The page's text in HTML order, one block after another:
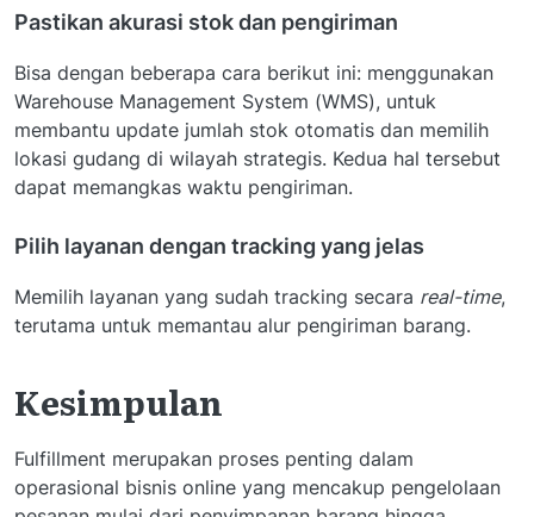
Pastikan akurasi stok dan pengiriman
Bisa dengan beberapa cara berikut ini: menggunakan
Warehouse Management System (WMS), untuk
membantu update jumlah stok otomatis dan memilih
lokasi gudang di wilayah strategis. Kedua hal tersebut
dapat memangkas waktu pengiriman.
Pilih layanan dengan tracking yang jelas
Memilih layanan yang sudah tracking secara real-time,
terutama untuk memantau alur pengiriman barang.
Kesimpulan
Fulfillment merupakan proses penting dalam
operasional bisnis online yang mencakup pengelolaan